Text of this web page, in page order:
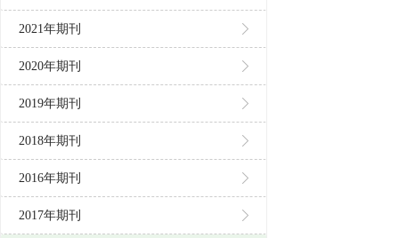
2021年期刊
2020年期刊
2019年期刊
2018年期刊
2016年期刊
2017年期刊